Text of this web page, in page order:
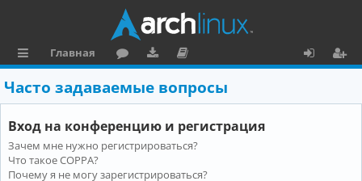
ы
л
к
и
Главная
ру
м
ру
зк
и
ку
м
е
н
о
и
Часто задаваемые вопросы
Вход на конференцию и регистрация
Зачем мне нужно регистрироваться?
Что такое COPPA?
Почему я не могу зарегистрироваться?